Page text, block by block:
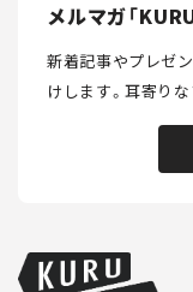
メルマガ「
新着記事やプレゼ
けします。耳寄りな